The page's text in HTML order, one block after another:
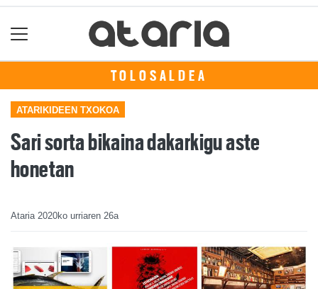
TOLOSALDEA
ATARIKIDEEN TXOKOA
Sari sorta bikaina dakarkigu aste
honetan
Ataria 2020ko urriaren 26a